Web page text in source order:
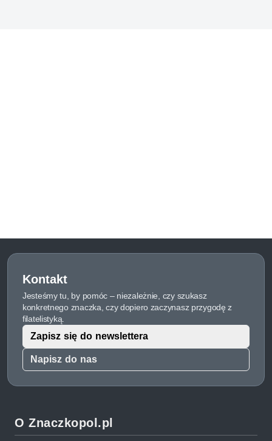
Kontakt
Jesteśmy tu, by pomóc – niezależnie, czy szukasz
konkretnego znaczka, czy dopiero zaczynasz przygodę z
filatelistyką.
Napisz do nas
Zapisz się do newslettera
O Znaczkopol.pl